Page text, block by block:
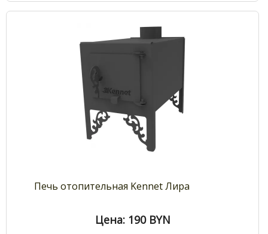
Печь отопительная Kennet Лира
Цена: 190 BYN